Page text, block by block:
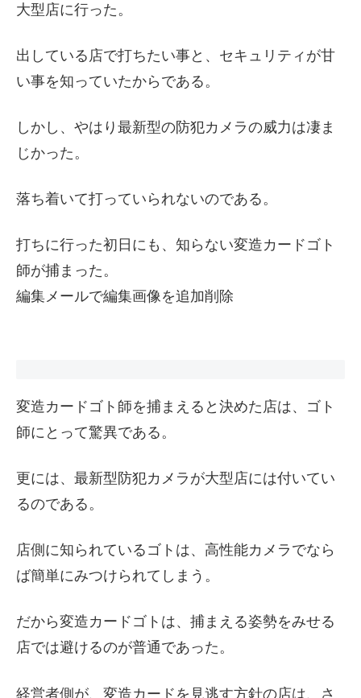
大型店に行った。
出している店で打ちたい事と、セキュリティが甘
い事を知っていたからである。
しかし、やはり最新型の防犯カメラの威力は凄ま
じかった。
落ち着いて打っていられないのである。
打ちに行った初日にも、知らない変造カードゴト
師が捕まった。
編集メールで編集画像を追加削除
変造カードゴト師を捕まえると決めた店は、ゴト
師にとって驚異である。
更には、最新型防犯カメラが大型店には付いてい
るのである。
店側に知られているゴトは、高性能カメラでなら
ば簡単にみつけられてしまう。
だから変造カードゴトは、捕まえる姿勢をみせる
店では避けるのが普通であった。
経営者側が、変造カードを見逃す方針の店は、さ